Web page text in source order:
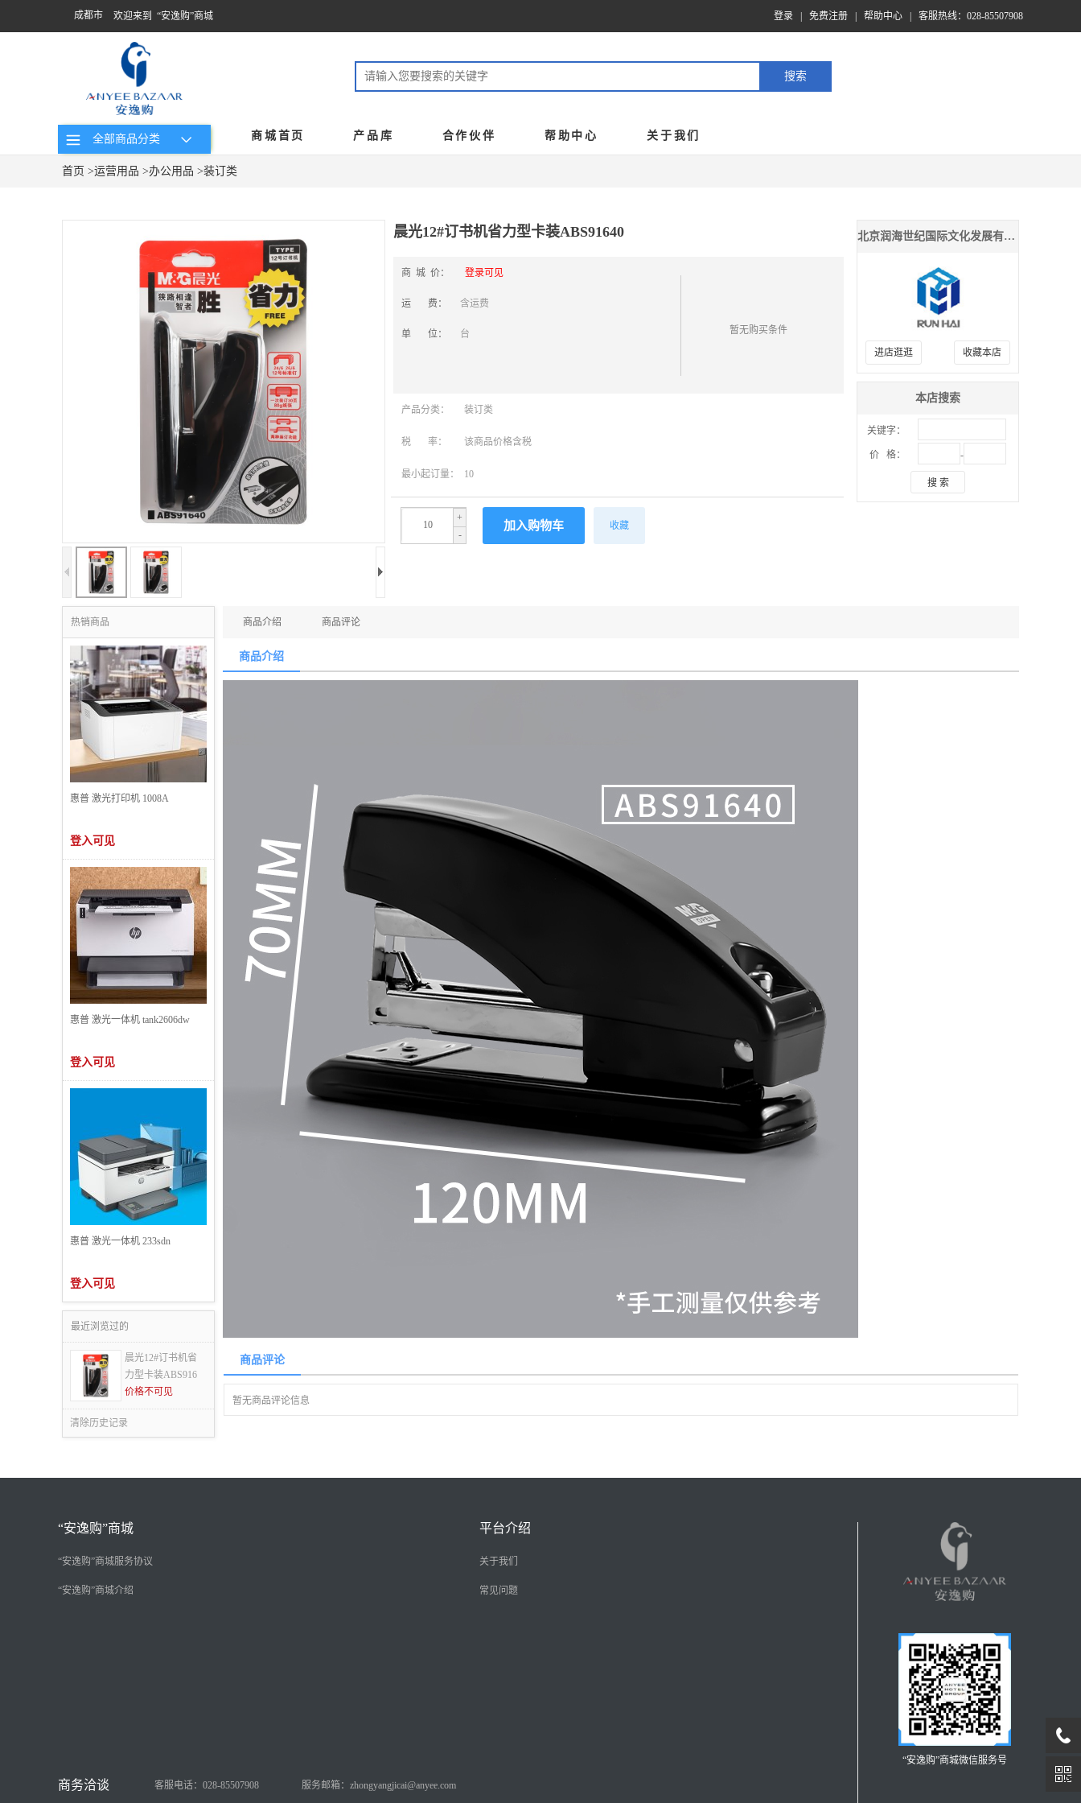
成都市 欢迎来到 “安逸购”商城 登录 免费注册 帮助中心 客服热线：028-85507908
全部商品分类 商城首页 产品库 合作伙伴 帮助中心 关于我们
首页 >运营用品 >办公用品 >装订类
晨光12#订书机省力型卡装ABS91640
商 城 价： 登录可见
运 费： 含运费
单 位： 台 暂无购买条件
产品分类： 装订类
税 率： 该商品价格含税
最小起订量： 10
-
+
收藏
北京润海世纪国际文化发展有限公司
进店逛逛 收藏本店
本店搜索
关键字：
价 格： -
搜 索
热销商品
惠普 激光打印机 1008A
登入可见
惠普 激光一体机 tank2606dw
登入可见
惠普 激光一体机 233sdn
登入可见
最近浏览过的
晨光12#订书机省
力型卡装ABS916
价格不可见
清除历史记录
商品介绍 商品评论
商品介绍
商品评论
暂无商品评论信息
“安逸购”商城
“安逸购”商城服务协议
“安逸购”商城介绍
平台介绍
关于我们
常见问题
“安逸购”商城微信服务号
客服电话：028-85507908 服务邮箱：zhongyangjicai@anyee.com